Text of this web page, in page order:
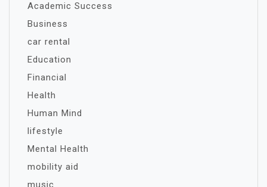
Academic Success
Business
car rental
Education
Financial
Health
Human Mind
lifestyle
Mental Health
mobility aid
music